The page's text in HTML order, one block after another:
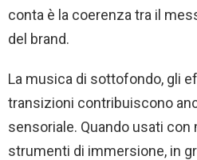
conta è la coerenza tra il
del brand.
La musica di sottofondo, gli
transizioni contribuiscono
sensoriale. Quando usati con
strumenti di immersione, in